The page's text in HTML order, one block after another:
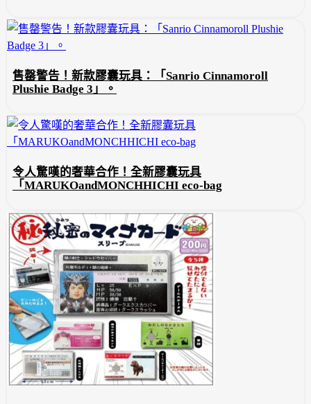
售罄警告！新款膠囊玩具：「Sanrio Cinnamoroll
Plushie Badge 3」。
令人驚嘆的奢華合作！全新膠囊玩具
「MARUKOandMONCHHICHI eco-bag